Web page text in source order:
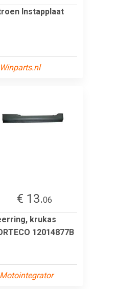
Instapplaat
Winparts.nl
€ 13.06
krukas
12014877B
Motointegrator